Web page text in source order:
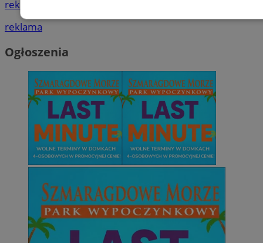
reklama
reklama
Ogłoszenia
Niezbędne Wydajność
Niezbędne Wydajność Targetowanie
Niezbędne pliki cookie umożliwiają korzystanie z podstawowych
można prawidłowo korzystać ze strony internetowej.
Nazwa
Provider/
Domena
SessID
zabrze.com.pl